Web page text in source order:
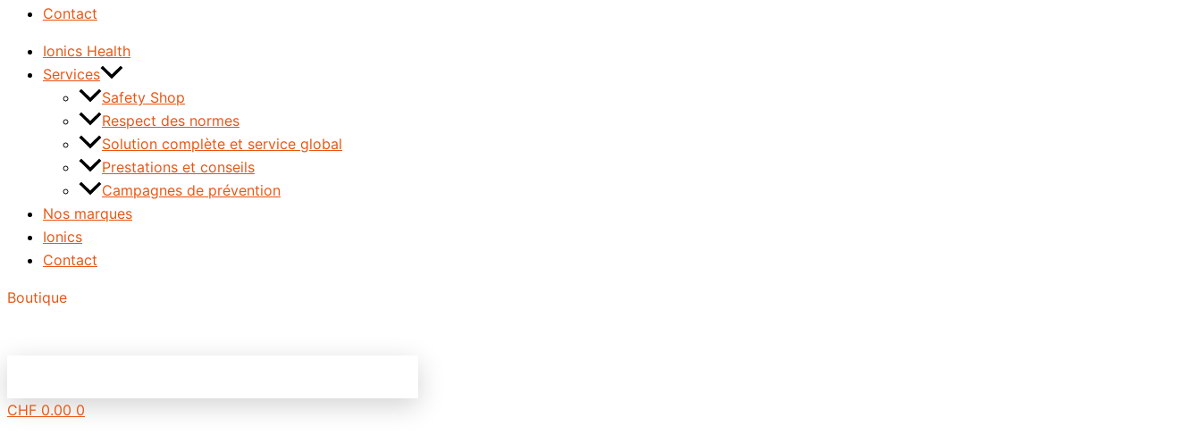
Contact
Ionics Health
Services
Safety Shop
Respect des normes
Solution complète et service global
Prestations et conseils
Campagnes de prévention
Nos marques
Ionics
Contact
Boutique
CHF 0.00 0